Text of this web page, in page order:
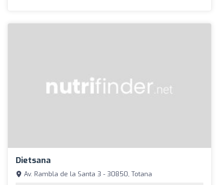
Dietsana
Av. Rambla de la Santa 3 - 30850, Totana